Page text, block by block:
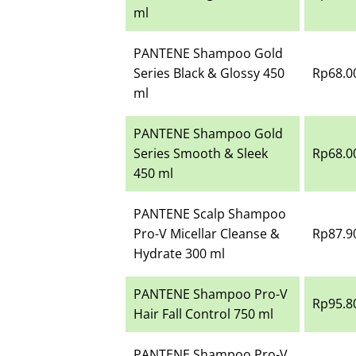
ml
PANTENE Shampoo Gold
Series Black & Glossy 450
ml
PANTENE Shampoo Gold
Series Smooth & Sleek
450 ml
PANTENE Scalp Shampoo
Pro-V Micellar Cleanse &
Hydrate 300 ml
PANTENE Shampoo Pro-V
Hair Fall Control 750 ml